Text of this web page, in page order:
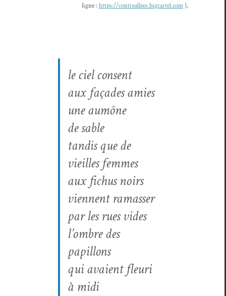
ligne : https://contreallees.bigcartel.com),
le ciel consent
aux façades amies
une aumône
de sable
tan­dis que de
vieilles femmes
aux fichus noirs
vien­nent ramasser
par les rues vides
l’om­bre des
papillons
qui avaient fleuri
à midi